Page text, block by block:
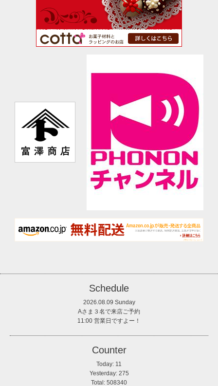
Schedule
2026.08.09 Sunday
Aさま３名で来店ご予約
11:00 営業日ですよー！
Counter
Today: 11
Yesterday: 275
Total: 508340